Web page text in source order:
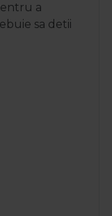
a
sa detii